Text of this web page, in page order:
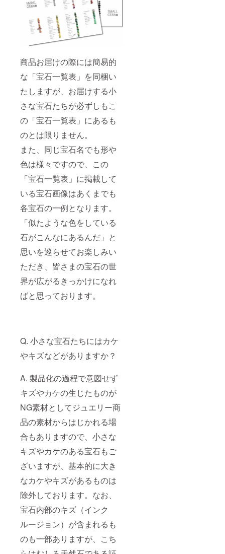
商品お届けの際には簡易的
な「宝石一覧表」を同梱い
たしますが、お届けする小
さな宝石たちが必ずしもこ
の「宝石一覧表」にあるも
のとは限りません。
また、同じ宝石名でも形や
色は様々ですので、この
「宝石一覧表」に掲載して
いる宝石画像はあくまでも
各宝石の一例となります。
「似たような色をしている
石がこんなにあるんだ」と
思いを巡らせてお楽しみい
ただき、皆さまの宝石の世
界が広がるきっかけになれ
ばと思っております。
Q. 小さな宝石たちにはカケ
やキズなどがありますか？
A. 製品化の過程で意図せず
キズやカケの生じたものが
NG素材としてジュエリー商
品の素材からはじかれる場
合もありますので、小さな
キズやカケのある宝石もご
ざいますが、基本的に大き
なカケやキズがあるものは
除外しております。なお、
宝石内部のキズ（インク
ルージョン）が含まれるも
のも一部ありますが、こち